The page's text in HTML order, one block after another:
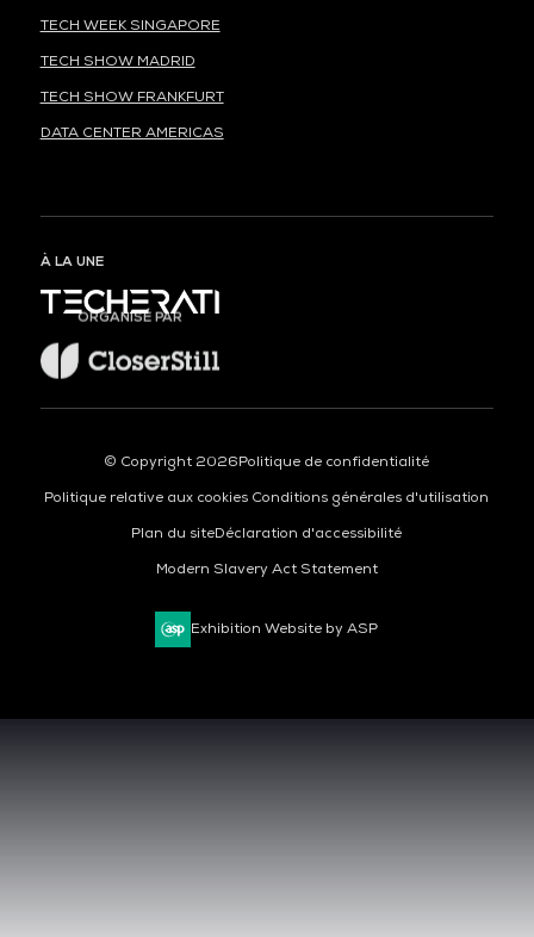
TECH WEEK SINGAPORE
TECH SHOW MADRID
TECH SHOW FRANKFURT
DATA CENTER AMERICAS
À LA UNE
ORGANISÉ PAR
© Copyright 2026Politique de confidentialité
Politique relative aux cookies Conditions générales d'utilisation
Plan du siteDéclaration d'accessibilité
Modern Slavery Act Statement
Exhibition Website by ASP